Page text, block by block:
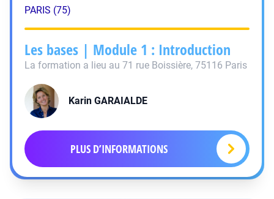
PARIS (75)
Les bases | Module 1 : Introduction
La formation a lieu au 71 rue Boissière, 75116 Paris
Karin GARAIALDE
PLUS D’INFORMATIONS